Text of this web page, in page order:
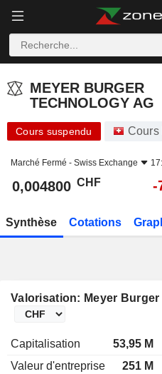
MEYER BURGER
TECHNOLOGY AG
Cours suspendu Cours
Marché Fermé - Swiss Exchange
0,004800 CHF -
Synthèse Cotations
Valorisation: Meyer
Capitalisation 53,95 M
Valeur d'entreprise
251 M